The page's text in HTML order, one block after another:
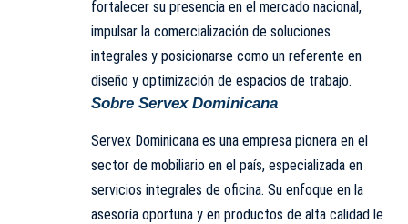
fortalecer su presencia en el mercado nacional,
impulsar la comercialización de soluciones
integrales y posicionarse como un referente en
diseño y optimización de espacios de trabajo.
Sobre Servex Dominicana
Servex Dominicana es una empresa pionera en el
sector de mobiliario en el país, especializada en
servicios integrales de oficina. Su enfoque en la
asesoría oportuna y en productos de alta calidad le